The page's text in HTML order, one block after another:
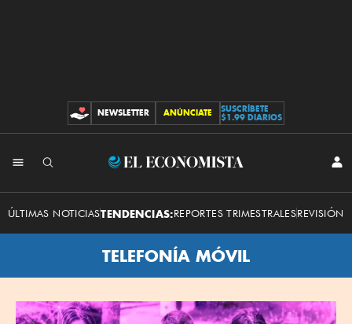
CONTRIBUCIONES
NEWSLETTER ANÚNCIATE
SUSCRÍBETE
$1.99 DIARIOS
El
Economista
ÚLTIMAS NOTICIASTENDENCIAS:REPORTES TRIMESTRALESREVISIÓN
TELEFONÍA MÓVIL